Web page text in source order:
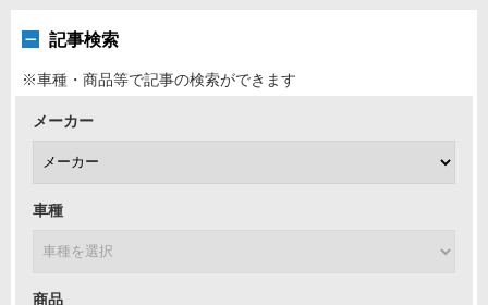
記事検索
※車種・商品等で記事の検索ができます
メーカー
車種
商品